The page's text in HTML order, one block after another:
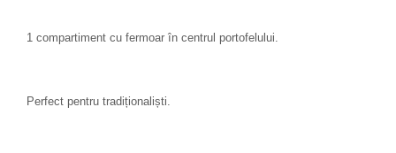
1 compartiment cu fermoar în centrul portofelului.
Perfect pentru tradiționaliști.